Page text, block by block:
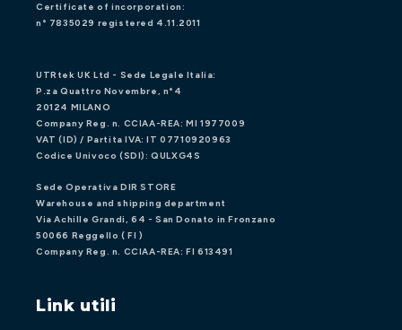
Certificate of incorporation:
n° 7835029 registered 4.11.2011
UTRtek UK Ltd - Sede Legale Italia:
P.za Quattro Novembre, n°4
20124 MILANO
Company Reg. n. CCIAA-REA: MI 1977009
VAT (ID) / Partita IVA: IT 07710920963
Codice Univoco (SDI): QULXG4S
Sede Operativa DIR STORE
Warehouse and shipping department
Via Achille Grandi, 64 - San Donato in Fronzano
50066 Reggello ( FI )
Company Reg. n. CCIAA-REA: FI 613491
Link utili